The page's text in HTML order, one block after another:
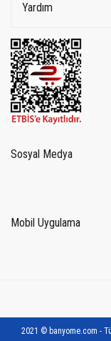
Yardım
Sosyal Medya
Mobil Uygulama
2021 © banyome.com -